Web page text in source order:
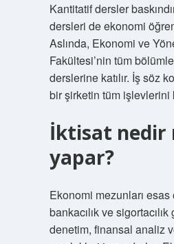
Kantitatif dersler
dersleri de ekonomi
Aslında, Ekonomi ve
Fakültesi’nin tüm
derslerine katılır. İş söz
bir şirketin tüm işlevlerini
İktisat nedir
yapar?
Ekonomi mezunları
bankacılık ve
denetim, finansal analiz